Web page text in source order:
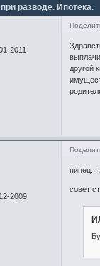
разводе. Ипотека.
2011
другой
2009
пипец...
совет